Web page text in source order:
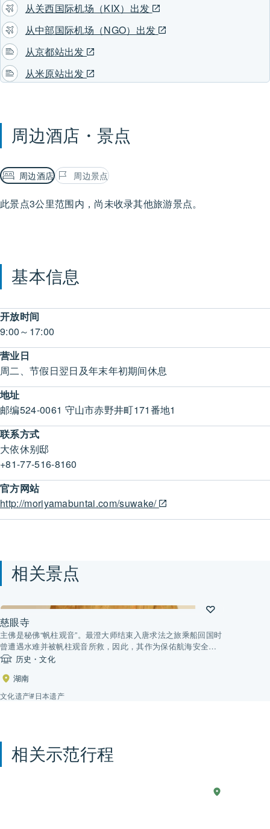
从关西国际机场（KIX）出发
从中部国际机场（NGO）出发
从京都站出发
从米原站出发
周边酒店・景点
周边酒店 周边景点
此景点3公里范围内，尚未收录其他旅游景点。
基本信息
开放时间
9:00～17:00
营业日
周二、节假日翌日及年末年初期间休息
地址
邮编524-0061 守山市赤野井町171番地1
联系方式
大依休别邸
+81-77-516-8160
官方网站
http://moriyamabuntai.com/suwake/
相关景点
慈眼寺
主佛是秘佛“帆柱观音”。最澄大师结束入唐求法之旅乘船回国时
曾遭遇水难并被帆柱观音所救，因此，其作为保佑航海安全之
佛而备受人们信仰。此外，药师如来坐像也被指出与海神住吉
历史・文化
湖南
文化遗产#日本遗产
相关示范行程